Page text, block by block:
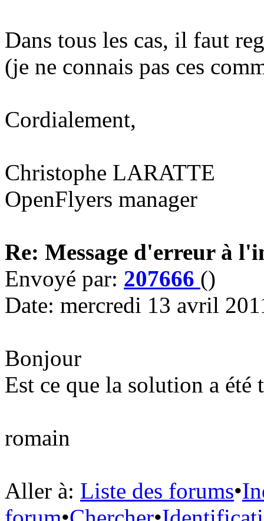
Dans tous les cas, il faut
(je ne connais pas ces
Cordialement,
Christophe LARATTE
OpenFlyers manager
Re: Message d'erreur à
Envoyé par: 207666 ()
Date: mercredi 13 avril
Bonjour
Est ce que la solution a été
romain
Aller à: Liste des forums•